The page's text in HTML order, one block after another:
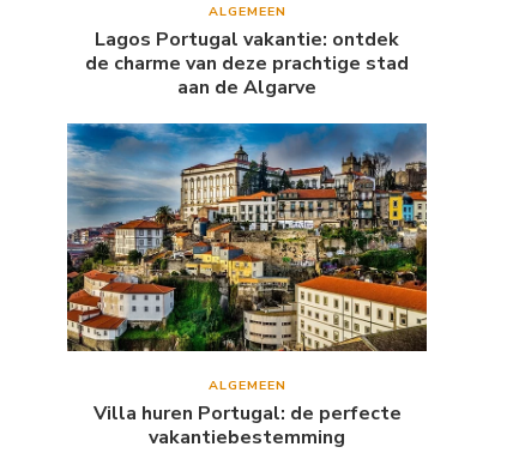
ALGEMEEN
Lagos Portugal vakantie: ontdek
de charme van deze prachtige stad
aan de Algarve
ALGEMEEN
Villa huren Portugal: de perfecte
vakantiebestemming